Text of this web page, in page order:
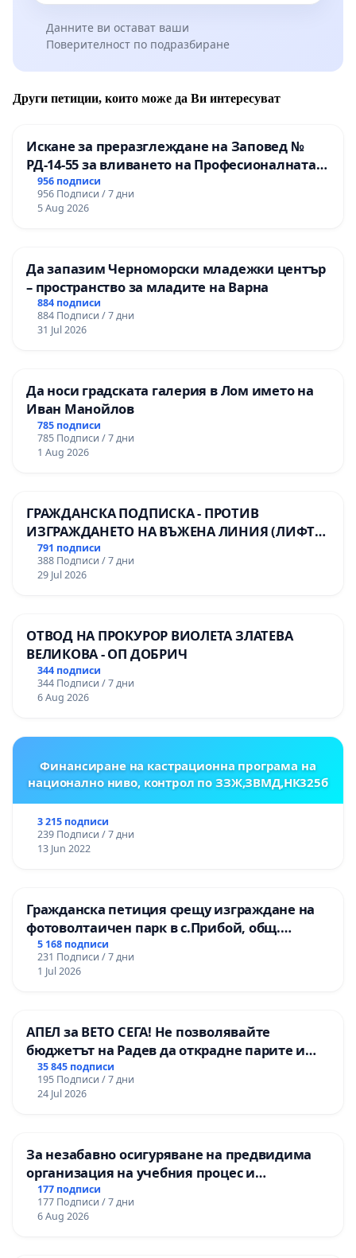
Данните ви остават ваши
Поверителност по подразбиране
Други петиции, които може да Ви интересуват
Искане за преразглеждане на Заповед №
РД-14-55 за вливането на Професионалната
гимназия по промишлени технологии в
Професионалната гимназия по икономика и
мениджмънт – гр. Пазарджик
956 подписи
956 Подписи / 7 дни
5 Aug 2026
Да запазим Черноморски младежки център
– пространство за младите на Варна
884 подписи
884 Подписи / 7 дни
31 Jul 2026
Да носи градската галерия в Лом името на
Иван Манойлов
785 подписи
785 Подписи / 7 дни
1 Aug 2026
ГРАЖДАНСКА ПОДПИСКА - ПРОТИВ
ИЗГРАЖДАНЕТО НА ВЪЖЕНА ЛИНИЯ (ЛИФТ)
НА ТЕРИТОРИЯТА НА ПРИРОДНА
ЗАБЕЛЕЖИТЕЛНОСТ „ХЪЛМ НА
ОСВОБОДИТЕЛИТЕ“ (БУНАРДЖИК)
791 подписи
388 Подписи / 7 дни
29 Jul 2026
ОТВОД НА ПРОКУРОР ВИОЛЕТА ЗЛАТЕВА
ВЕЛИКОВА - ОП ДОБРИЧ
344 подписи
344 Подписи / 7 дни
6 Aug 2026
Финансиране на кастрационна програма на
национално ниво, контрол по ЗЗЖ,ЗВМД,НК325б
3 215 подписи
239 Подписи / 7 дни
13 Jun 2022
Гражданска петиция срещу изграждане на
фотоволтаичен парк в с.Прибой, общ.
Радомир
5 168 подписи
231 Подписи / 7 дни
1 Jul 2026
АПЕЛ за ВЕТО СЕГА! Не позволявайте
бюджетът на Радев да открадне парите и
правата ни в тъмното
35 845 подписи
195 Подписи / 7 дни
24 Jul 2026
За незабавно осигуряване на предвидима
организация на учебния процес и
гарантиране на правото на равнопоставено
и качествено образование на учениците от
ОУ „Княз Александър I“ и Хуманитарна
177 подписи
177 Подписи / 7 дни
6 Aug 2026